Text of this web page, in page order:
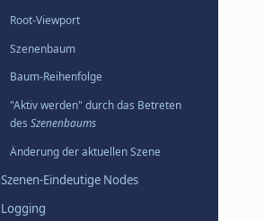
Root-Viewport
Szenenbaum
Baum-Reihenfolge
"Aktiv werden" durch das Betreten
des Szenenbaums
Änderung der aktuellen Szene
Szenen-Eindeutige Nodes
Logging